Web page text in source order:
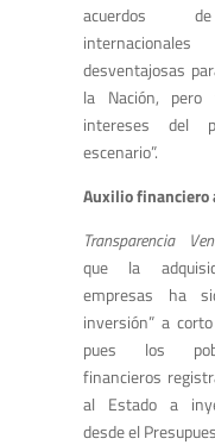
acuerdos
desventajosas
la Nación, pero
intereses del
escenario”.
Auxilio financiero
Transparencia
que la
empresas ha
inversión” a
pues los
financieros
al Estado a
desde el